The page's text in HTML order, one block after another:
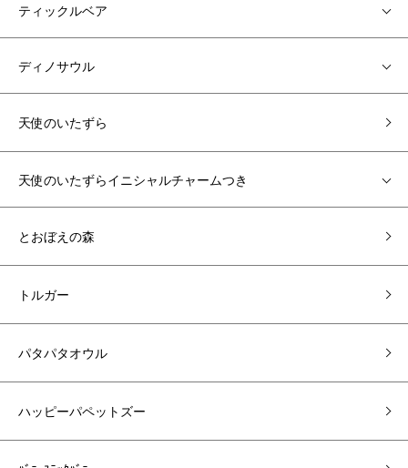
ティックルベア
ディノサウル
天使のいたずら
天使のいたずらイニシャルチャームつき
とおぼえの森
トルガー
パタパタオウル
ハッピーパペットズー